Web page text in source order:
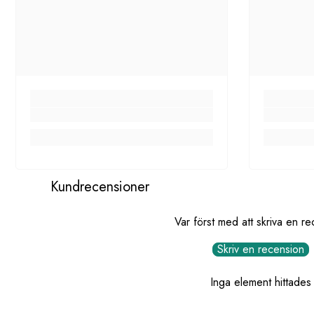
Kundrecensioner
Var först med att skriva en
Skriv en recension
Inga element hittades